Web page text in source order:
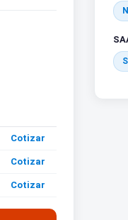
Cotizar
Cotizar
Cotizar